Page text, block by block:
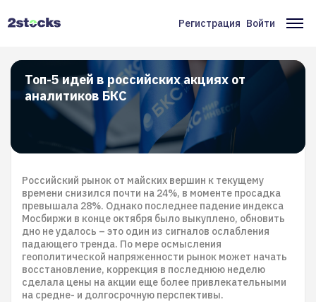
Меню
учётной
записи
пользователя
Регистрация Войти
Топ-5 идей в российских акциях от
аналитиков БКС
Российский рынок от майских вершин к текущему
времени снизился почти на 24%, в моменте просадка
превышала 28%. Однако последнее падение индекса
Мосбиржи в конце октября было выкуплено, обновить
дно не удалось – это один из сигналов ослабления
падающего тренда. По мере осмысления
геополитической напряженности рынок может начать
восстановление, коррекция в последнюю неделю
сделала цены на акции еще более привлекательными
на средне- и долгосрочную перспективы.